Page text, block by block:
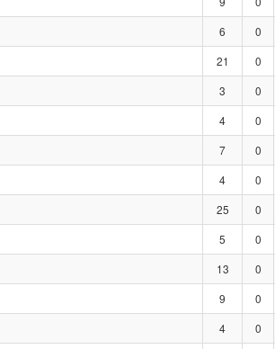
6 0
21 0
3 0
4 0
7 0
4 0
25 0
5 0
13 0
9 0
4 0